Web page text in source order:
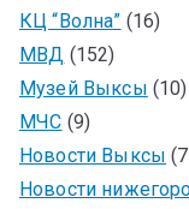
КЦ “Волна” (16)
МВД (152)
Музей Выксы (10)
МЧС (9)
Новости Выксы
Новости